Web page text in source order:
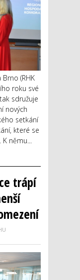
(RHK
roku své
sdružuje
nových
setkání
které se
němu...
trápí